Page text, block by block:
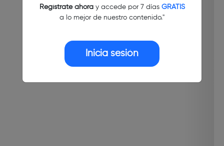
Regístrate ahoray accede por 7 días GRATIS
a lo mejor de nuestro contenido."
Inicia sesión